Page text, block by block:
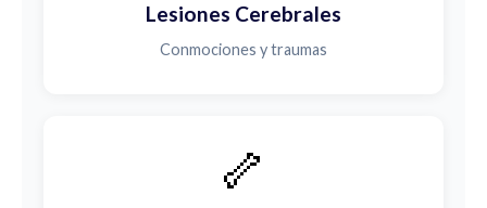
Lesiones Cerebrales
Conmociones y traumas
🦴